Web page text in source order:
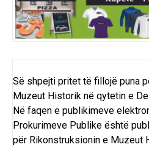
Së shpejti pritet të fillojë puna
Muzeut Historik në qytetin e
Në faqen e publikimeve
Prokurimeve Publike është
për Rikonstruksionin e Muzeut